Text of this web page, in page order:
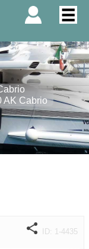
AK Cabrio
ID: 1-4435